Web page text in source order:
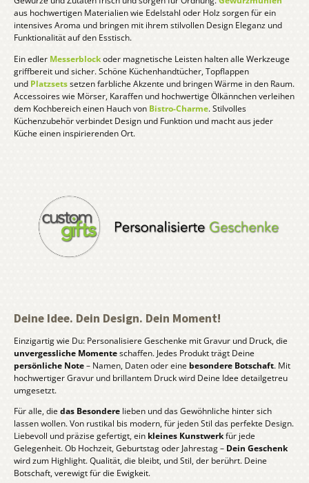
aus hochwertigen Materialien wie Edelstahl oder Holz sorgen für ein
intensives Aroma und bringen mit ihrem stilvollen Design Eleganz und
Funktionalität auf den Esstisch.
Ein edler Messerblockoder magnetische Leisten halten alle Werkzeuge
griffbereit und sicher. Schöne Küchenhandtücher, Topflappen
und Platzsetssetzen farbliche Akzente und bringen Wärme in den Raum.
Accessoires wie Mörser, Karaffen und hochwertige Ölkännchen verleihen
dem Kochbereich einen Hauch von Bistro-Charme. Stilvolles
Küchenzubehör verbindet Design und Funktion und macht aus jeder
Küche einen inspirierenden Ort.
Deine Idee. Dein Design. Dein Moment!
Einzigartig wie Du: Personalisiere Geschenke mit Gravur und Druck, die
unvergessliche Momenteschaffen. Jedes Produkt trägt Deine
persönliche Note– Namen, Daten oder eine besondere Botschaft. Mit
hochwertiger Gravur und brillantem Druck wird Deine Idee detailgetreu
umgesetzt.
Für alle, die das Besondere lieben und das Gewöhnliche hinter sich
lassen wollen. Von rustikal bis modern, für jeden Stil das perfekte Design.
Liebevoll und präzise gefertigt, ein kleines Kunstwerkfür jede
Gelegenheit. Ob Hochzeit, Geburtstag oder Jahrestag – Dein Geschenk
wird zum Highlight. Qualität, die bleibt, und Stil, der berührt. Deine
Botschaft, verewigt für die Ewigkeit.